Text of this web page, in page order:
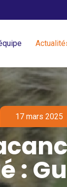
17 mars 2025
: